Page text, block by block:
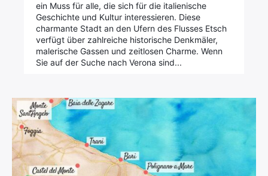
ein Muss für alle, die sich für die italienische
Geschichte und Kultur interessieren. Diese
charmante Stadt an den Ufern des Flusses Etsch
verfügt über zahlreiche historische Denkmäler,
malerische Gassen und zeitlosen Charme. Wenn
Sie auf der Suche nach Verona sind...